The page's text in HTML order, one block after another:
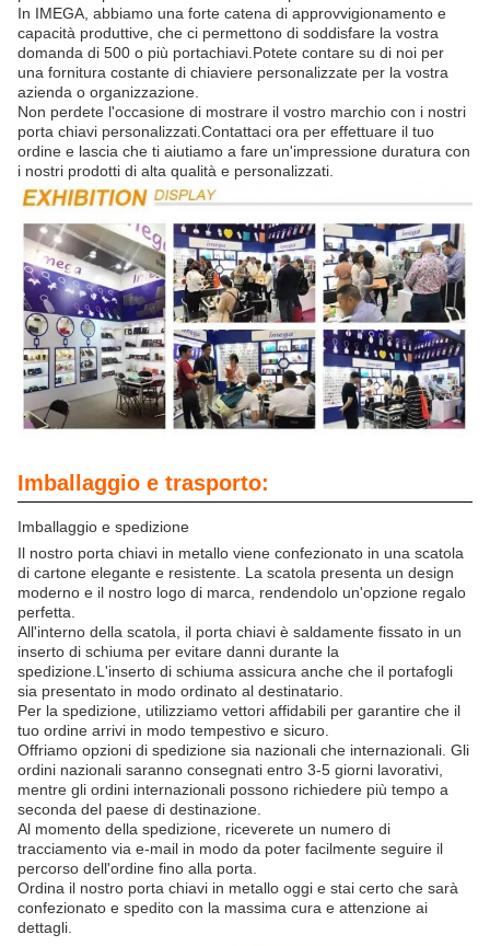
In IMEGA, abbiamo una forte catena di approvvigionamento e
capacità produttive, che ci permettono di soddisfare la vostra
domanda di 500 o più portachiavi.Potete contare su di noi per
una fornitura costante di chiaviere personalizzate per la vostra
azienda o organizzazione.
Non perdete l'occasione di mostrare il vostro marchio con i nostri
porta chiavi personalizzati.Contattaci ora per effettuare il tuo
ordine e lascia che ti aiutiamo a fare un'impressione duratura con
i nostri prodotti di alta qualità e personalizzati.
Imballaggio e trasporto:
Imballaggio e spedizione
Il nostro porta chiavi in metallo viene confezionato in una scatola
di cartone elegante e resistente. La scatola presenta un design
moderno e il nostro logo di marca, rendendolo un'opzione regalo
perfetta.
All'interno della scatola, il porta chiavi è saldamente fissato in un
inserto di schiuma per evitare danni durante la
spedizione.L'inserto di schiuma assicura anche che il portafogli
sia presentato in modo ordinato al destinatario.
Per la spedizione, utilizziamo vettori affidabili per garantire che il
tuo ordine arrivi in modo tempestivo e sicuro.
Offriamo opzioni di spedizione sia nazionali che internazionali. Gli
ordini nazionali saranno consegnati entro 3-5 giorni lavorativi,
mentre gli ordini internazionali possono richiedere più tempo a
seconda del paese di destinazione.
Al momento della spedizione, riceverete un numero di
tracciamento via e-mail in modo da poter facilmente seguire il
percorso dell'ordine fino alla porta.
Ordina il nostro porta chiavi in metallo oggi e stai certo che sarà
confezionato e spedito con la massima cura e attenzione ai
dettagli.